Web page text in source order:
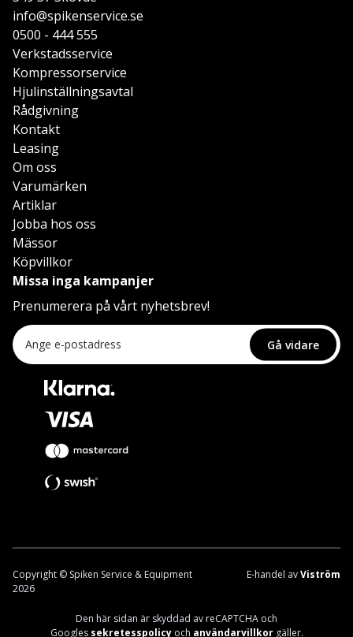
info@spikenservice.se
0500 - 444 555
Verkstadsservice
Kompressorservice
Hjulinställningsavtal
Rådgivning
Kontakt
Leasing
Om oss
Varumärken
Artiklar
Jobba hos oss
Mässor
Köpvillkor
Missa inga kampanjer
Prenumerera på vårt nyhetsbrev!
Gå vidare
Den här sidan är skyddad av reCAPTCHA och
Googles sekretesspolicyoch användarvillkorgäller.
Copyright © Spiken Service & Equipment
2026
E-handel avViström